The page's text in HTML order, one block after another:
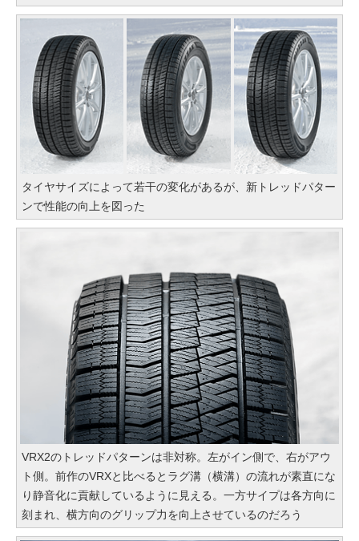
タイヤサイズによって若干の変化があるが、新トレッドパター
ンで性能の向上を図った
VRX2のトレッドパターンは非対称。左がイン側で、右がアウ
ト側。前作のVRXと比べるとラグ溝（横溝）の流れが素直にな
り静音化に貢献しているように見える。一方サイプは各方向に
刻まれ、横方向のグリップ力を向上させているのだろう